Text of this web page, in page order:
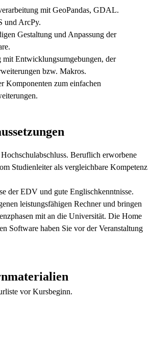
mit GeoPandas, GDAL.
und ArcPy.
Gestaltung und Anpassung der
Entwicklungsumgebungen, der
bzw. Makros.
Komponenten zum einfachen
Beruflich erworbene
Studienleiter als vergleichbare Kompetenz
der EDV und gute Englischkenntnisse.
leistungsfähigen Rechner und bringen
mit an die Universität. Die Home
Software haben Sie vor der Veranstaltung
vor Kursbeginn.